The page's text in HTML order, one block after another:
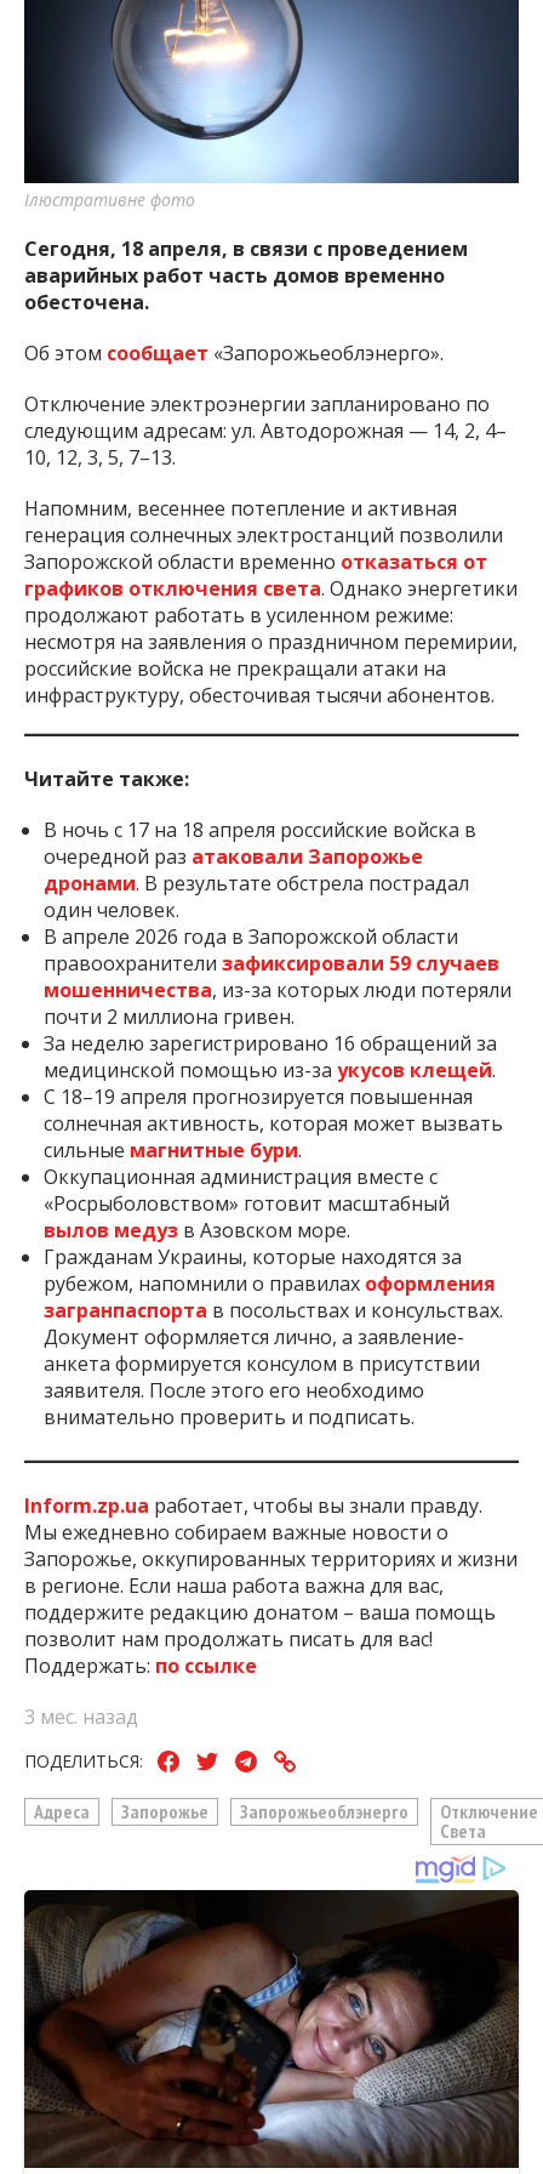
важную информацию о событиях
города Запорожья и области.
Ілюстративне фото
Сегодня, 18 апреля, в связи с проведением
аварийных работ часть домов временно
обесточена.
Об этом сообщает «Запорожьеоблэнерго».
Отключение электроэнергии запланировано по
следующим адресам: ул. Автодорожная — 14, 2, 4–
10, 12, 3, 5, 7–13.
Напомним, весеннее потепление и активная
генерация солнечных электростанций позволили
Запорожской области временно отказаться от
графиков отключения света. Однако энергетики
продолжают работать в усиленном режиме:
несмотря на заявления о праздничном перемирии,
российские войска не прекращали атаки на
инфраструктуру, обесточивая тысячи абонентов.
Читайте также:
В ночь с 17 на 18 апреля российские войска в
очередной раз атаковали Запорожье
дронами. В результате обстрела пострадал
один человек.
В апреле 2026 года в Запорожской области
правоохранители зафиксировали 59 случаев
мошенничества, из-за которых люди потеряли
почти 2 миллиона гривен.
За неделю зарегистрировано 16 обращений за
медицинской помощью из-за укусов клещей.
С 18–19 апреля прогнозируется повышенная
солнечная активность, которая может вызвать
сильные магнитные бури.
Оккупационная администрация вместе с
«Росрыболовством» готовит масштабный
вылов медуз в Азовском море.
Гражданам Украины, которые находятся за
рубежом, напомнили о правилах оформления
загранпаспорта в посольствах и консульствах.
Документ оформляется лично, а заявление-
анкета формируется консулом в присутствии
заявителя. После этого его необходимо
внимательно проверить и подписать.
Inform.zp.ua работает, чтобы вы знали правду.
Мы ежедневно собираем важные новости о
Запорожье, оккупированных территориях и жизни
в регионе. Если наша работа важна для вас,
поддержите редакцию донатом – ваша помощь
позволит нам продолжать писать для вас!
Поддержать: по ссылке
3 мес. назад
ПОДЕЛИТЬСЯ:
Адреса Запорожье Запорожьеоблэнерго
Отключение
Света